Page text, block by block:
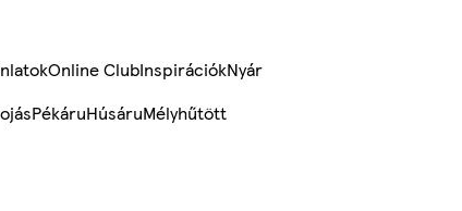
Online ClubInspirációkNyár
PékáruHúsáruMélyhűtött